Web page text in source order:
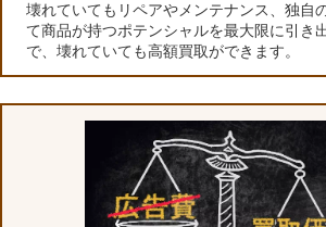
壊れていてもリペアやメンテナンス、独自
て商品が持つポテンシャルを最大限に引き
で、壊れていても高額買取ができます。